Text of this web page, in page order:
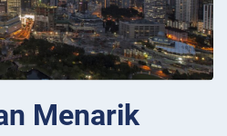
Menarik